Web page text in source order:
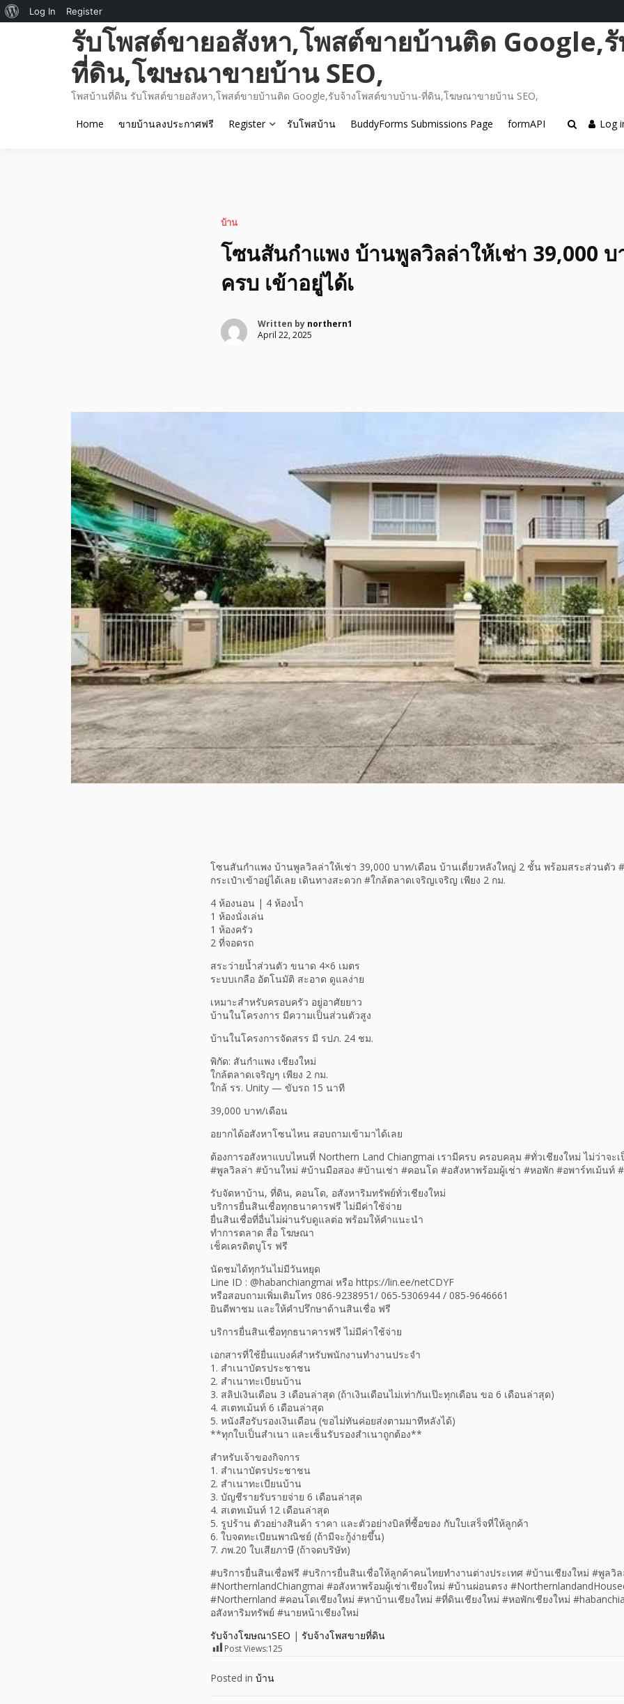
รับโพสต์ขายอสังหา,โพสต์ขายบ้านติด Google,
ที่ดิน,โฆษณาขายบ้าน SEO,
โพสบ้านที่ดิน รับโพสต์ขายอสังหา,โพสต์ขายบ้านติด Google,รับจ้างโพสต์ขาบบ้าน-ที่ดิน,โฆษณาขายบ้าน SEO,
Home ขายบ้านลงประกาศฟรี Register รับโพสบ้าน BuddyForms Submissions Page formAPI Log
บ้าน
โซนสันกำแพง บ้านพูลวิลล่าให้เช่า 39,000 บ
ครบ เข้าอยู่ได้เ
Written by northern1
April 22, 2025
โซนสันกำแพง บ้านพูลวิลล่าให้เช่า 39,000 บาท/เดือน บ้านเดี่ยวหลังใหญ่ 2 ชั้น พร้อมสระส่วนตัว
กระเป๋าเข้าอยู่ได้เลย เดินทางสะดวก #ใกล้ตลาดเจริญเจริญ เพียง 2 กม.
4 ห้องนอน | 4 ห้องน้ำ
1 ห้องนั่งเล่น
1 ห้องครัว
2 ที่จอดรถ
สระว่ายน้ำส่วนตัว ขนาด 4×6 เมตร
ระบบเกลือ อัตโนมัติ สะอาด ดูแลง่าย
เหมาะสำหรับครอบครัว อยู่อาศัยยาว
บ้านในโครงการ มีความเป็นส่วนตัวสูง
บ้านในโครงการจัดสรร มี รปภ. 24 ชม.
พิกัด: สันกำแพง เชียงใหม่
ใกล้ตลาดเจริญๆ เพียง 2 กม.
ใกล้ รร. Unity — ขับรถ 15 นาที
39,000 บาท/เดือน
อยากได้อสังหาโซนไหน สอบถามเข้ามาได้เลย
ต้องการอสังหาแบบไหนที่ Northern Land Chiangmai เรามีครบ ครอบคลุม #ทั่วเชียงใหม่ ไม่ว่าจะเ
#พูลวิลล่า #บ้านใหม่ #บ้านมือสอง #บ้านเช่า #คอนโด #อสังหาพร้อมผู้เช่า #หอพัก #อพาร์ทเม้นท์
รับจัดหาบ้าน, ที่ดิน, คอนโด, อสังหาริมทรัพย์ทั่วเชียงใหม่
บริการยื่นสินเชื่อทุกธนาคารฟรี ไม่มีค่าใช้จ่าย
ยื่นสินเชื่อที่อื่นไม่ผ่านรับดูแลต่อ พร้อมให้คำแนะนำ
ทำการตลาด สื่อ โฆษณา
เช็คเครดิตบูโร ฟรี
นัดชมได้ทุกวันไม่มีวันหยุด
Line ID : @habanchiangmai หรือ https://lin.ee/netCDYF
หรือสอบถามเพิ่มเติมโทร 086-9238951/ 065-5306944 / 085-9646661
ยินดีพาชม และให้คำปรึกษาด้านสินเชื่อ ฟรี
บริการยื่นสินเชื่อทุกธนาคารฟรี ไม่มีค่าใช้จ่าย
เอกสารที่ใช้ยื่นแบงค์สำหรับพนักงานทำงานประจำ
1. สำเนาบัตรประชาชน
2. สำเนาทะเบียนบ้าน
3. สลิปเงินเดือน 3 เดือนล่าสุด (ถ้าเงินเดือนไม่เท่ากันเป๊ะทุกเดือน ขอ 6 เดือนล่าสุด)
4. สเตทเม้นท์ 6 เดือนล่าสุด
5. หนังสือรับรองเงินเดือน (ขอไม่ทันค่อยส่งตามมาทีหลังได้)
**ทุกใบเป็นสำเนา และเซ็นรับรองสำเนาถูกต้อง**
สำหรับเจ้าของกิจการ
1. สำเนาบัตรประชาชน
2. สำเนาทะเบียนบ้าน
3. บัญชีรายรับรายจ่าย 6 เดือนล่าสุด
4. สเตทเม้นท์ 12 เดือนล่าสุด
5. รูปร้าน ตัวอย่างสินค้า ราคา และตัวอย่างบิลที่ซื้อของ กับใบเสร็จที่ให้ลูกค้า
6. ใบจดทะเบียนพาณิชย์ (ถ้ามีจะกู้ง่ายขึ้น)
7. ภพ.20 ใบเสียภาษี (ถ้าจดบริษัท)
#บริการยื่นสินเชื่อฟรี #บริการยื่นสินเชื่อให้ลูกค้าคนไทยทำงานต่างประเทศ #บ้านเชียงใหม่ #พูลวิล
#NorthernlandChiangmai #อสังหาพร้อมผู้เช่าเชียงใหม่ #บ้านผ่อนตรง
#Northernland #คอนโดเชียงใหม่ #หาบ้านเชียงใหม่ #ที่ดินเชียงใหม่ #หอพักเชียงใหม่
อสังหาริมทรัพย์ #นายหน้าเชียงใหม่
รับจ้างโฆษณาSEO | รับจ้างโพสขายที่ดิน
Post Views:125
Posted in บ้าน
About
Log In Register